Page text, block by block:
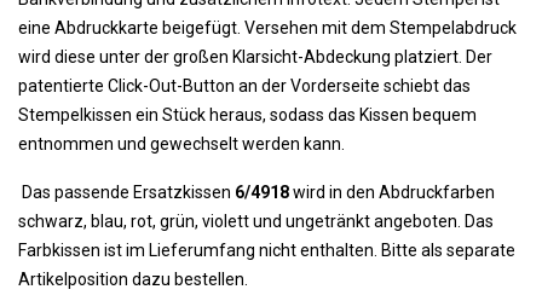
eine Abdruckkarte beigefügt. Versehen mit dem Stempelabdruck
wird diese unter der großen Klarsicht-Abdeckung platziert. Der
patentierte Click-Out-Button an der Vorderseite schiebt das
Stempelkissen ein Stück heraus, sodass das Kissen bequem
entnommen und gewechselt werden kann.
Das passende Ersatzkissen 6/4918wird in den Abdruckfarben
schwarz, blau, rot, grün, violett und ungetränkt angeboten. Das
Farbkissen ist im Lieferumfang nicht enthalten. Bitte als separate
Artikelposition dazu bestellen.